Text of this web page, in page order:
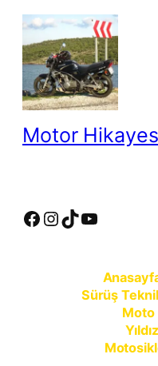
İçeriğe
Motor
Facebook InstagramTikTok YouTube
Sürüş
Moto